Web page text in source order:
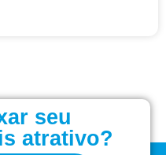
seu
atrativo?